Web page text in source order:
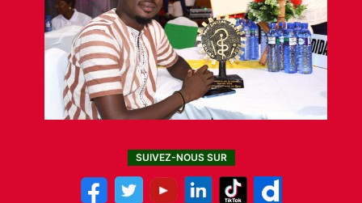
SUIVEZ-NOUS SUR